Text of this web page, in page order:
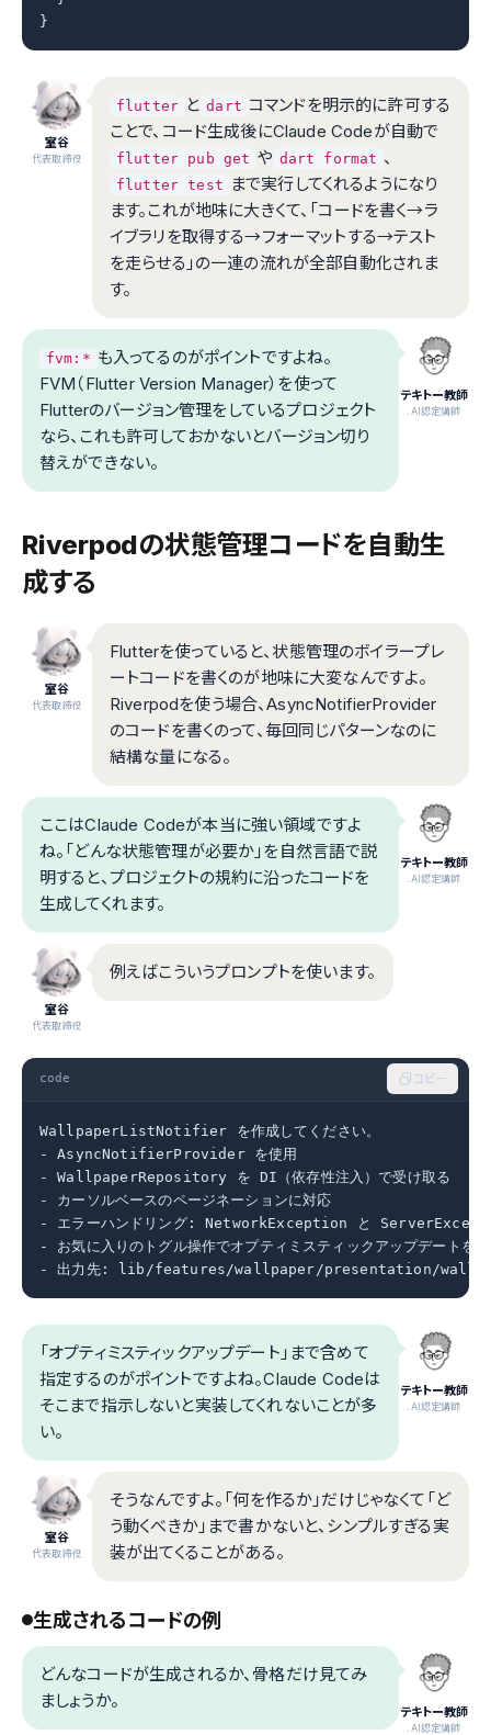
}
室谷
代表取締役
flutter と dart コマンドを明示的に許可する
ことで、コード生成後にClaude Codeが自動で
flutter pub get や dart format 、
flutter test
まで実行してくれるようになり
ます。これが地味に大きくて、「コードを書く→ラ
イブラリを取得する→フォーマットする→テスト
を走らせる」の一連の流れが全部自動化されま
す。
テキトー教師
.AI認定講師
fvm:* も入ってるのがポイントですよね。
FVM（Flutter Version Manager）を使って
Flutterのバージョン管理をしているプロジェクト
なら、これも許可しておかないとバージョン切り
替えができない。
Riverpodの状態管理コードを自動生
成する
室谷
代表取締役
Flutterを使っていると、状態管理のボイラープレ
ートコードを書くのが地味に大変なんですよ。
Riverpodを使う場合、AsyncNotifierProvider
のコードを書くのって、毎回同じパターンなのに
結構な量になる。
テキトー教師
.AI認定講師
ここはClaude Codeが本当に強い領域ですよ
ね。「どんな状態管理が必要か」を自然言語で説
明すると、プロジェクトの規約に沿ったコードを
生成してくれます。
室谷
代表取締役
例えばこういうプロンプトを使います。
code コピー
WallpaperListNotifier を作成してください。
- AsyncNotifierProvider を使用
- WallpaperRepository を DI（依存性注入）で受け取る
- カーソルベースのページネーションに対応
- エラーハンドリング: NetworkException と
- お気に入りのトグル操作でオプティミスティックアップデートを
- 出力先: lib/features/wallpaper/presentation/
テキトー教師
.AI認定講師
「オプティミスティックアップデート」まで含めて
指定するのがポイントですよね。Claude Codeは
そこまで指示しないと実装してくれないことが多
い。
室谷
代表取締役
そうなんですよ。「何を作るか」だけじゃなくて「ど
う動くべきか」まで書かないと、シンプルすぎる実
装が出てくることがある。
生成されるコードの例
テキトー教師
.AI認定講師
どんなコードが生成されるか、骨格だけ見てみ
ましょうか。